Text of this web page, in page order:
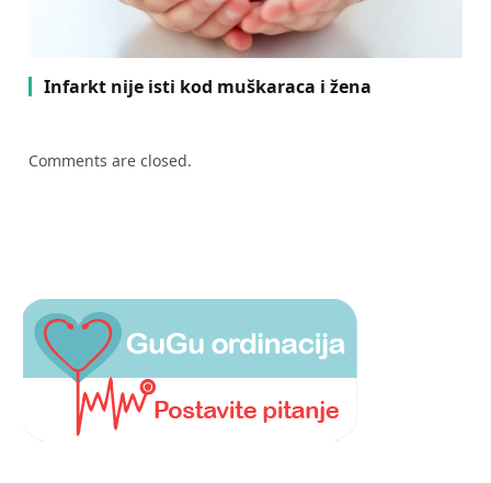
Infarkt nije isti kod muškaraca i žena
Comments are closed.